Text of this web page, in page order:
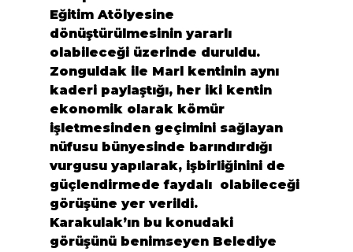
Eğitim Atölyesine
dönüştürülmesinin yararlı
olabileceği üzerinde duruldu.
Zonguldak ile Marl kentinin aynı
kaderi paylaştığı, her iki kentin
ekonomik olarak kömür
işletmesinden geçimini sağlayan
nüfusu bünyesinde barındırdığı
vurgusu yapılarak, işbirliğinini de
güçlendirmede faydalı  olabileceği
görüşüne yer verildi.
Karakulak’ın bu konudaki
görüşünü benimseyen Belediye